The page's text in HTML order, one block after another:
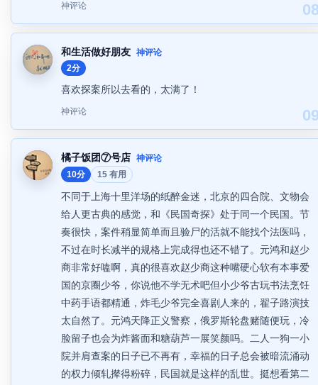
神评论
和生活做好朋友 神评论
2分
喜欢探案所以去看的，太满了！
神评论
橘子饭团⑦号店 神评论
10分
15 有用
不同于上海十里洋场的纸醉金迷，北京的四合院、文物会
给人更古典的感觉，和《民国奇探》处于同一个民国。节
奏很快，案件稍显简单而且验尸的活就不能找个法医吗，
不过在时长减半的规格上完成得也还不错了。元鸿和赵少
商非常好嗑啊，真的很喜欢赵少商这种嘴硬心软有本事爱
国的京圈少爷，你说他不学无术吧但小少爷古玩书法烹饪
中药手语都精通，炸毛少爷完全喜剧人来的，翟子路演技
太自然了。元鸿天降正义警察，俄罗斯轮盘赌随便玩，冷
脸留子也会为炸酱面和糖葫芦一展笑颜吗。二人一狗一小
院并肩查案的日子已不再有，幸福的日子总会被暗流涌动
的权力倾轧撵得粉碎，民国就是这样的乱世。挺想看第二